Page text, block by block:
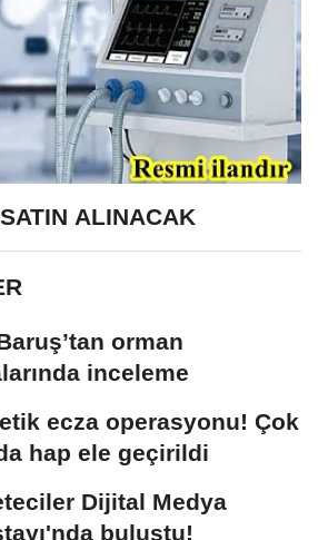
ALINACAK
orman
inceleme
ecza operasyonu! Çok
hap ele geçirildi
Dijital Medya
buluştu!